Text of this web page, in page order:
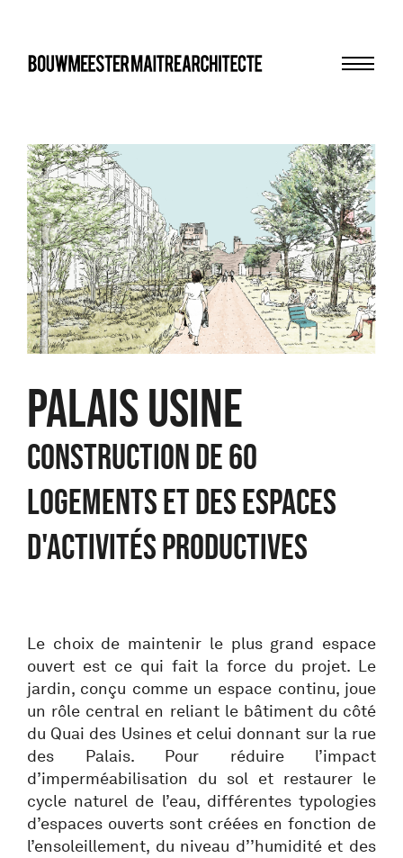
bma
PALAIS USINE
Construction de 60
logements et des espaces
d'activités productives
Le choix de maintenir le plus grand espace
ouvert est ce qui fait la force du projet. Le
jardin, conçu comme un espace continu, joue
un rôle central en reliant le bâtiment du côté
du Quai des Usines et celui donnant sur la rue
des Palais. Pour réduire l’impact
d’imperméabilisation du sol et restaurer le
cycle naturel de l’eau, différentes typologies
d’espaces ouverts sont créées en fonction de
l’ensoleillement, du niveau d’’humidité et des